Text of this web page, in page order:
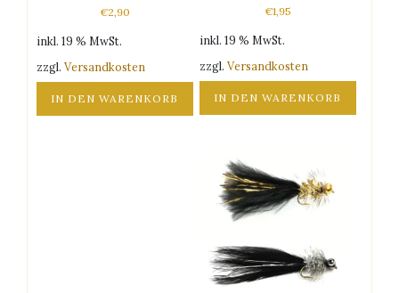
€2,90
inkl. 19 % MwSt.
zzgl. Versandkosten
IN DEN WARENKORB
€1,95
inkl. 19 % MwSt.
zzgl.Versandkosten
IN DEN WARENKORB